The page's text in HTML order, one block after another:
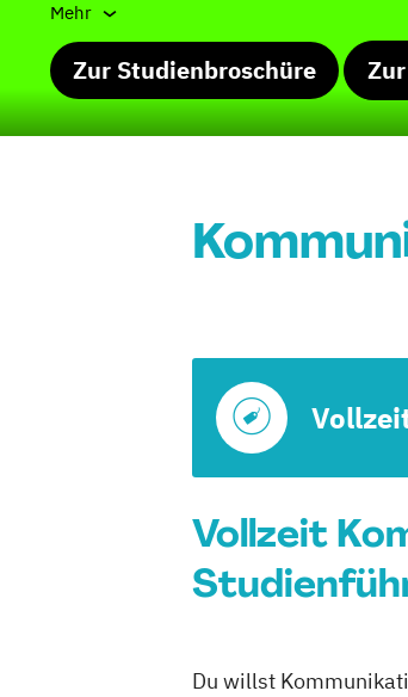
Mehr
Zur Studienbroschüre
Vollzeit
Du willst